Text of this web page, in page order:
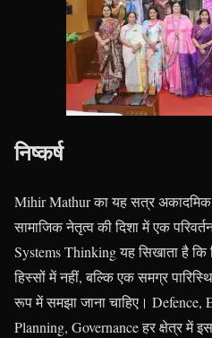
निष्कर्ष
Mihir Mathur का यह सत्र
सामाजिक नेतृत्व की दिशा में एक
Systems Thinking यह सिखाता है
हिस्सों में नहीं, बल्कि एक समग्र
रूप में समझा जाना चाहिए। Defence,
Planning, Governance हर क्षेत्र में